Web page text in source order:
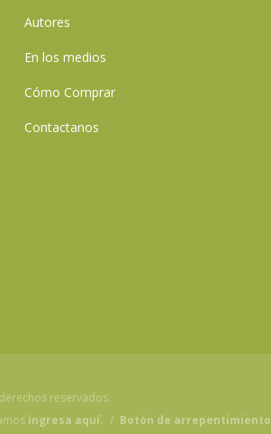
Autores
En los medios
Cómo Comprar
Contactanos
reservados.
ingresa aquí. / Botón de arrepentimiento